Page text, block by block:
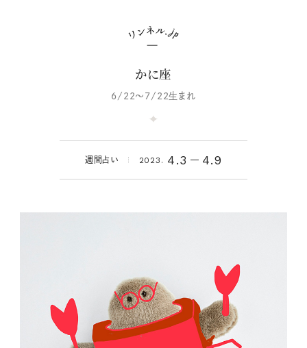
かに座
6/22～7/22生まれ
週間占い 2023. 4.3 4.9